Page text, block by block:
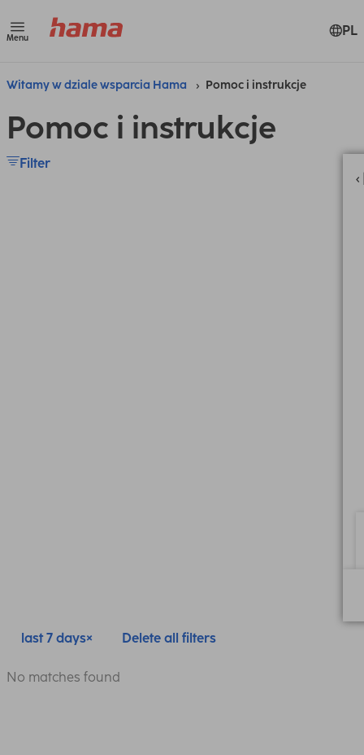
Menu PL
Witamy w dziale wsparcia Hama Pomoc i instrukcje
Pomoc i instrukcje
Filter
last 7 days Delete all filters
No matches found